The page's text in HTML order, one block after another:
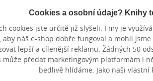
Domácí výroba
slivovice a
ostatních
destilátů,
Helena Uhrová
Cookies a osobní údaje? Knihy
cookies jste určitě již slyšeli. I my je
aby náš e-shop dobře fungoval a mohli
lepší a cílenější reklamu. Žádných 50
může předat marketingovým platformám i
bedlivě hlídáme. Jako naši vlastní